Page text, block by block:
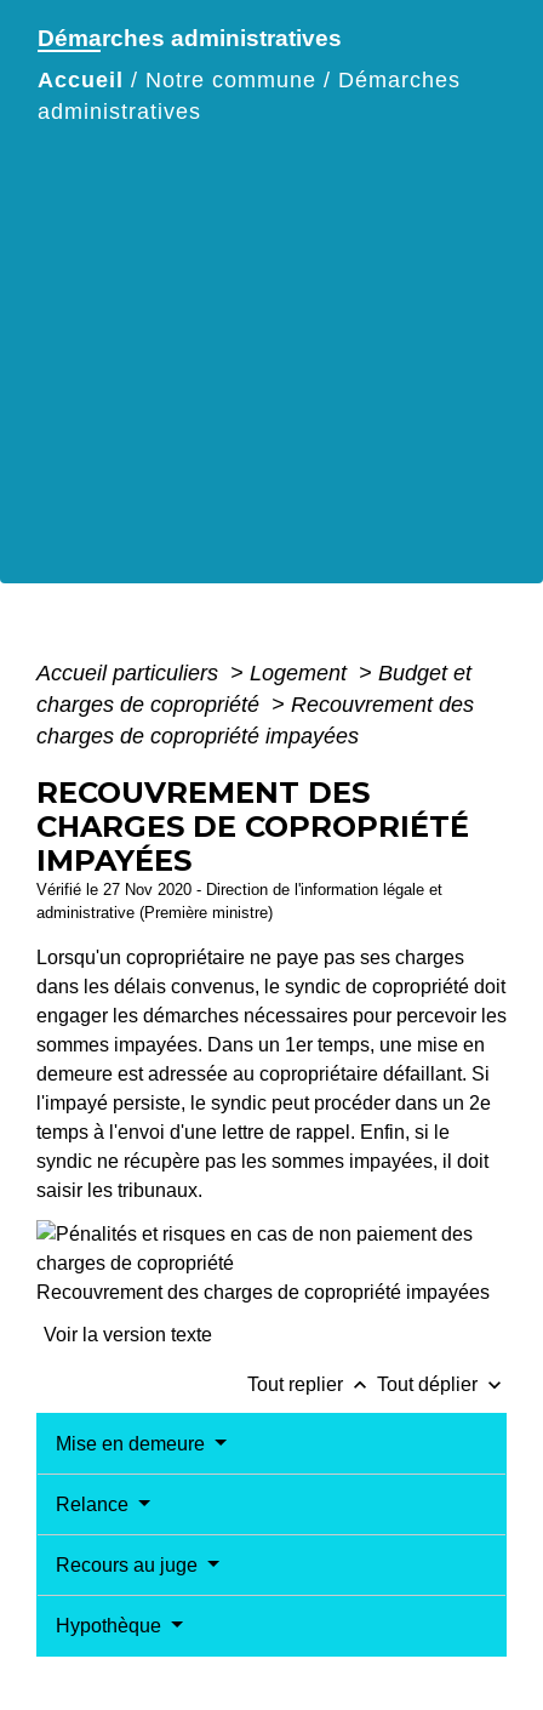
Démarches administratives
Accueil / Notre commune / Démarches
administratives
Accueil particuliers > Logement > Budget et
charges de copropriété > Recouvrement des
charges de copropriété impayées
RECOUVREMENT DES
CHARGES DE COPROPRIÉTÉ
IMPAYÉES
Vérifié le 27 Nov 2020 - Direction de l'information légale et
administrative (Première ministre)
Lorsqu'un copropriétaire ne paye pas ses charges
dans les délais convenus, le syndic de copropriété doit
engager les démarches nécessaires pour percevoir les
sommes impayées. Dans un 1er temps, une mise en
demeure est adressée au copropriétaire défaillant. Si
l'impayé persiste, le syndic peut procéder dans un 2e
temps à l'envoi d'une lettre de rappel. Enfin, si le
syndic ne récupère pas les sommes impayées, il doit
saisir les tribunaux.
Recouvrement des charges de copropriété impayées
Voir la version texte
Tout replier keyboard_arrow_up Tout déplier keyboard_arrow_down
Mise en demeure
Relance
Recours au juge
Hypothèque